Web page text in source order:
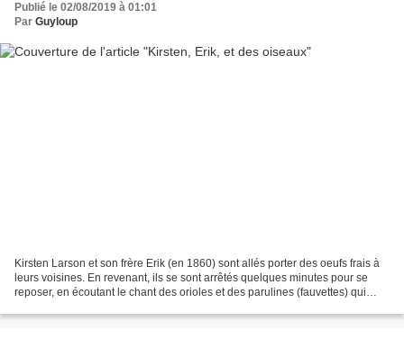
Publié le 02/08/2019 à 01:01
Par Guyloup
Kirsten Larson et son frère Erik (en 1860) sont allés porter des oeufs frais à
leurs voisines. En revenant, ils se sont arrêtés quelques minutes pour se
reposer, en écoutant le chant des orioles et des parulines (fauvettes) qui